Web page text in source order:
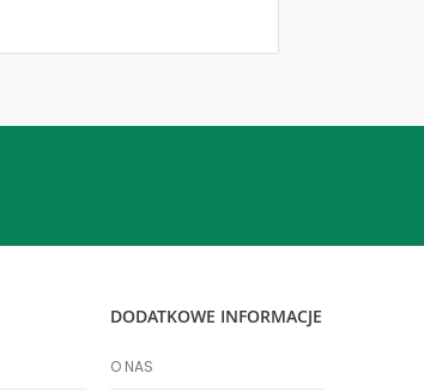
DODATKOWE INFORMACJE
O NAS